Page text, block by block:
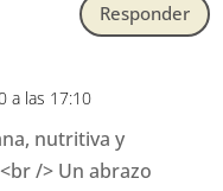
Responder
a las 17:10
nutritiva y
/> Un abrazo